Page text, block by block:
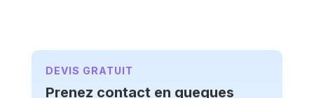
DEVIS GRATUIT
Prenez contact en queques